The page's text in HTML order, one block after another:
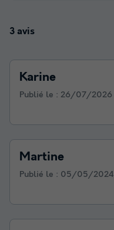
3 avis
Karine
Publié le : 26/07/2026
Martine
Publié le : 05/05/2024